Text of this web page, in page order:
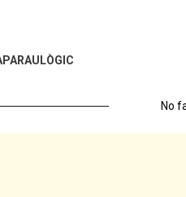
PARAULÒGIC
No